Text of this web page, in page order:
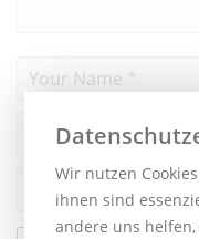
Wir nutzen
ihnen sind
andere uns